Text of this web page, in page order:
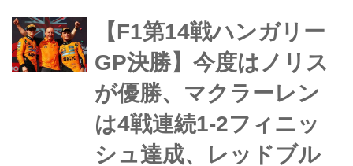
優勝、2位にはフェラーリのシャル
ル・ルクレール、3位にはレッドブル
のマックス・フェルスタ...
【F1第14戦ハンガリー
GP決勝】今度はノリス
が優勝、マクラーレン
は4戦連続1-2フィニッ
シュ達成、レッドブル